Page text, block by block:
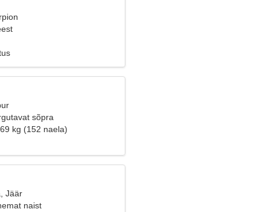
sõpra
kg (152 naela)
Jäär
naist